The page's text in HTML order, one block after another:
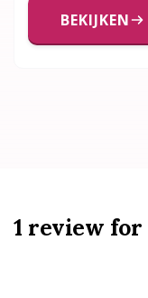
BEKIJKEN
1 review for